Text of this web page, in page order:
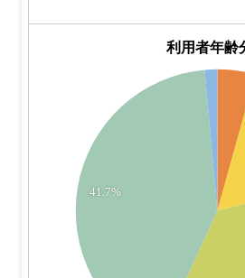
利用者年齢
41.7%